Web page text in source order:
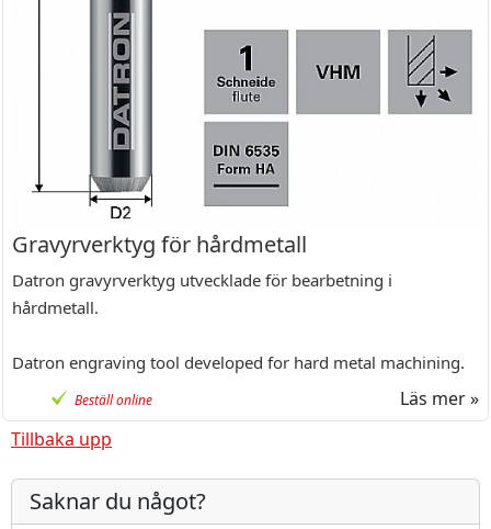
Gravyrverktyg för hårdmetall
Datron gravyrverktyg utvecklade för bearbetning i
hårdmetall.
Datron engraving tool developed for hard metal machining.
Beställ online
Läs mer »
Tillbaka upp
Saknar du något?